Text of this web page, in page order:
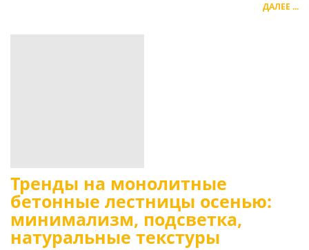
ДАЛЕЕ ...
Тренды на монолитные
бетонные лестницы осенью:
минимализм, подсветка,
натуральные текстуры